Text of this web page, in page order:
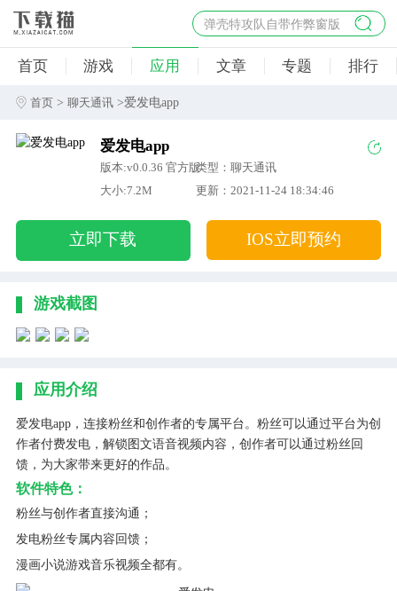
弹壳特攻队自带作弊窗版
杀手47行动
地狱幸存者破解版
首页 游戏 应用 文章 专题 排行
首页 >聊天通讯 >爱发电app
爱发电app
版本:v0.0.36 官方版类型：聊天通讯
大小:7.2M
更新：2021-11-24 18:34:46
立即下载 IOS立即预约
游戏截图
应用介绍
爱发电app，连接粉丝和创作者的专属平台。粉丝可以通过平台为创
作者付费发电，解锁图文语音视频内容，创作者可以通过粉丝回
馈，为大家带来更好的作品。
软件特色：
粉丝与创作者直接沟通；
发电粉丝专属内容回馈；
漫画小说游戏音乐视频全都有。